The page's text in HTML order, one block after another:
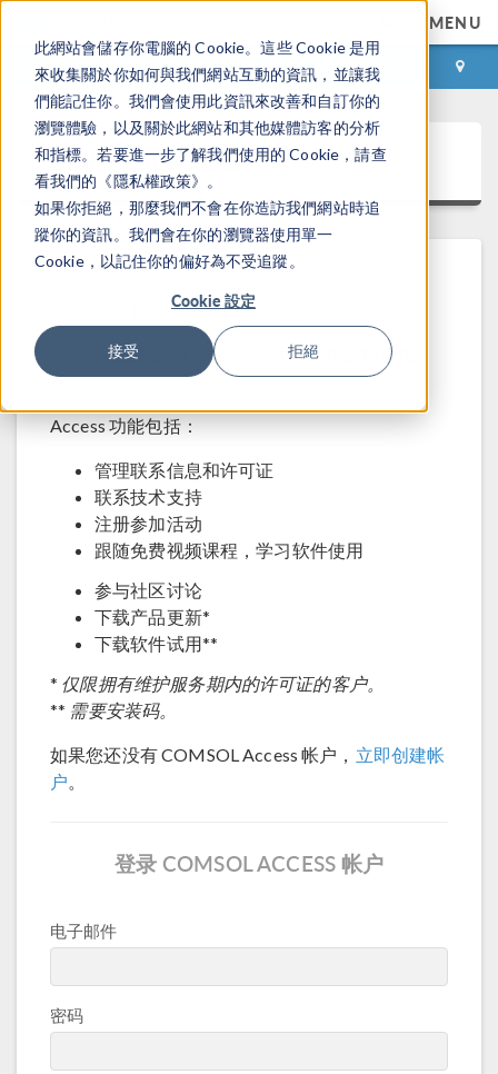
此網站會儲存你電腦的 Cookie。這些 Cookie 是用
來收集關於你如何與我們網站互動的資訊，並讓我
們能記住你。我們會使用此資訊來改善和自訂你的
瀏覽體驗，以及關於此網站和其他媒體訪客的分析
和指標。若要進一步了解我們使用的 Cookie，請查
看我們的《隱私權政策》。
如果你拒絕，那麼我們不會在你造訪我們網站時追
蹤你的資訊。我們會在你的瀏覽器使用單一
Cookie，以記住你的偏好為不受追蹤。
Cookie 設定
接受 拒絕
MENU
登录 咨询与购买
COMSOL Access
欢迎使用 COMSOL Access
Access 帐户是 COMSOL 为用户提供的附加服
务。
Access 功能包括：
管理联系信息和许可证
联系技术支持
注册参加活动
跟随免费视频课程，学习软件使用
参与社区讨论
下载产品更新*
下载软件试用**
* 仅限拥有维护服务期内的许可证的客户。
** 需要安装码。
如果您还没有 COMSOL Access 帐户， 立即创建帐
户。
登录 COMSOL ACCESS 帐户
电子邮件
密码